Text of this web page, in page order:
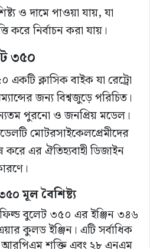
ও দামে পাওয়া যায়, যা
করে নির্বাচন করা যায়।
৩৫০
ক্লাসিক বাইক যা রেট্রো
জন্য বিশ্বজুড়ে পরিচিত।
পুরনো ও জনপ্রিয় মডেল।
মোটরসাইকেলপ্রেমীদের
করে এর ঐতিহ্যবাহী ডিজাইন
মূল বৈশিষ্ট্য
বুলেট ৩৫০ এর ইঞ্জিন ৩৪৬
কুলড ইঞ্জিন। এটি সর্বাধিক